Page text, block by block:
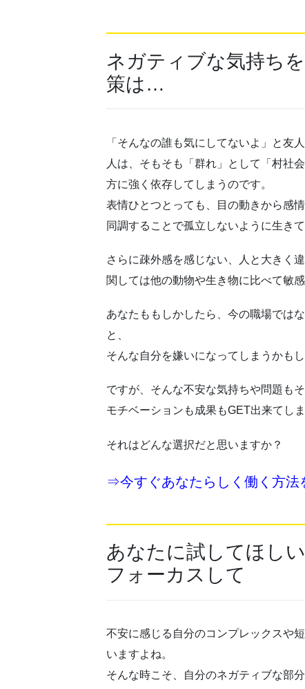
ネガティブな気持ち
策は…
「そんなの誰も気にしてないよ」と友
人は、そもそも「群れ」として「村社
方に強く依存してしまうのです。
表情ひとつとっても、目の動きから感
同調することで孤立しないように生き
さらに疎外感を感じない、人と大きく
関しては他の動物や生き物に比べて敏感
あなたももしかしたら、今の職場では
と、
そんな自分を嫌いになってしまうかもし
ですが、そんな不安な気持ちや問題も
モチベーションも成果もGET出来てしま
それはどんな選択だと思いますか？
⇒今すぐあなたらしく働く方法
あなたに試してほし
フォーカスして
不安に感じる自分のコンプレックスや
いますよね。
そんな時こそ、自分のネガティブな部